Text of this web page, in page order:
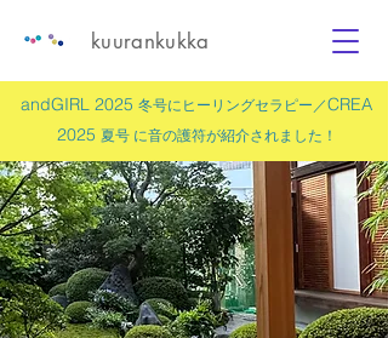
andGIRL 2025 冬号にヒーリングセラピー／CREA
2025 夏号 に音の護符が紹介されました！
kuurankukka